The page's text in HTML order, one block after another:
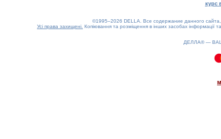
курс
©1995–2026 DELLA. Все содержание данного
Усі права захищені. Копіювання та розміщення в інших засобах інформації
ДЕЛЛА® —